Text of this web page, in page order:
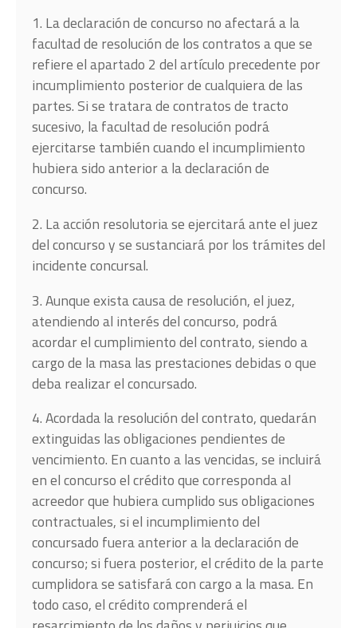
1. La declaración de concurso no afectará a la
facultad de resolución de los contratos a que se
refiere el apartado 2 del artículo precedente por
incumplimiento posterior de cualquiera de las
partes. Si se tratara de contratos de tracto
sucesivo, la facultad de resolución podrá
ejercitarse también cuando el incumplimiento
hubiera sido anterior a la declaración de
concurso.
2. La acción resolutoria se ejercitará ante el juez
del concurso y se sustanciará por los trámites del
incidente concursal.
3. Aunque exista causa de resolución, el juez,
atendiendo al interés del concurso, podrá
acordar el cumplimiento del contrato, siendo a
cargo de la masa las prestaciones debidas o que
deba realizar el concursado.
4. Acordada la resolución del contrato, quedarán
extinguidas las obligaciones pendientes de
vencimiento. En cuanto a las vencidas, se incluirá
en el concurso el crédito que corresponda al
acreedor que hubiera cumplido sus obligaciones
contractuales, si el incumplimiento del
concursado fuera anterior a la declaración de
concurso; si fuera posterior, el crédito de la parte
cumplidora se satisfará con cargo a la masa. En
todo caso, el crédito comprenderá el